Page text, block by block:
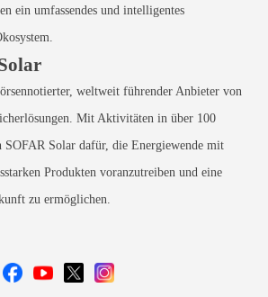
ein umfassendes und intelligentes
weltweit führender Anbieter von
Mit Aktivitäten in über 100
SOFAR Solar dafür, die Energiewende mit
Produkten voranzutreiben und eine
zu ermöglichen.